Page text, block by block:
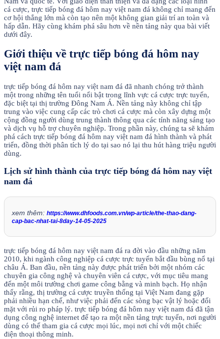
cá cược, trực tiếp bóng đá hôm nay việt nam đá không chỉ mang đến
cơ hội thắng lớn mà còn tạo nên một không gian giải trí an toàn và
hấp dẫn. Hãy cùng khám phá sâu hơn về nền tảng này qua bài viết
dưới đây.
Giới thiệu về trực tiếp bóng đá hôm nay
việt nam đá
trực tiếp bóng đá hôm nay việt nam đá đã nhanh chóng trở thành
một trong những tên tuổi nổi bật trong lĩnh vực cá cược trực tuyến,
đặc biệt tại thị trường Đông Nam Á. Nền tảng này không chỉ tập
trung vào việc cung cấp các trò chơi cá cược mà còn xây dựng một
cộng đồng người dùng trung thành thông qua các tính năng sáng tạo
và dịch vụ hỗ trợ chuyên nghiệp. Trong phần này, chúng ta sẽ khám
phá cách trực tiếp bóng đá hôm nay việt nam đá hình thành và phát
triển, đồng thời phân tích lý do tại sao nó lại thu hút hàng triệu người
dùng.
Lịch sử hình thành của trực tiếp bóng đá hôm nay việt
nam đá
xem thêm: https://www.dhfoods.com.vn/wp-article/the-thao-dang-
cap-bac-nhat-tai-8day-14-05-2025
trực tiếp bóng đá hôm nay việt nam đá ra đời vào đầu những năm
2010, khi ngành công nghiệp cá cược trực tuyến bắt đầu bùng nổ tại
châu Á. Ban đầu, nền tảng này được phát triển bởi một nhóm các
chuyên gia công nghệ và chuyên viên cá cược, với mục tiêu mang
đến một môi trường chơi game công bằng và minh bạch. Họ nhận
thấy rằng, thị trường cá cược truyền thống tại Việt Nam đang gặp
phải nhiều hạn chế, như việc phải đến các sòng bạc vật lý hoặc đối
mặt với rủi ro pháp lý. trực tiếp bóng đá hôm nay việt nam đá đã tận
dụng công nghệ internet để tạo ra một nền tảng trực tuyến, nơi người
dùng có thể tham gia cá cược mọi lúc, mọi nơi chỉ với một chiếc
điện thoại thông minh.